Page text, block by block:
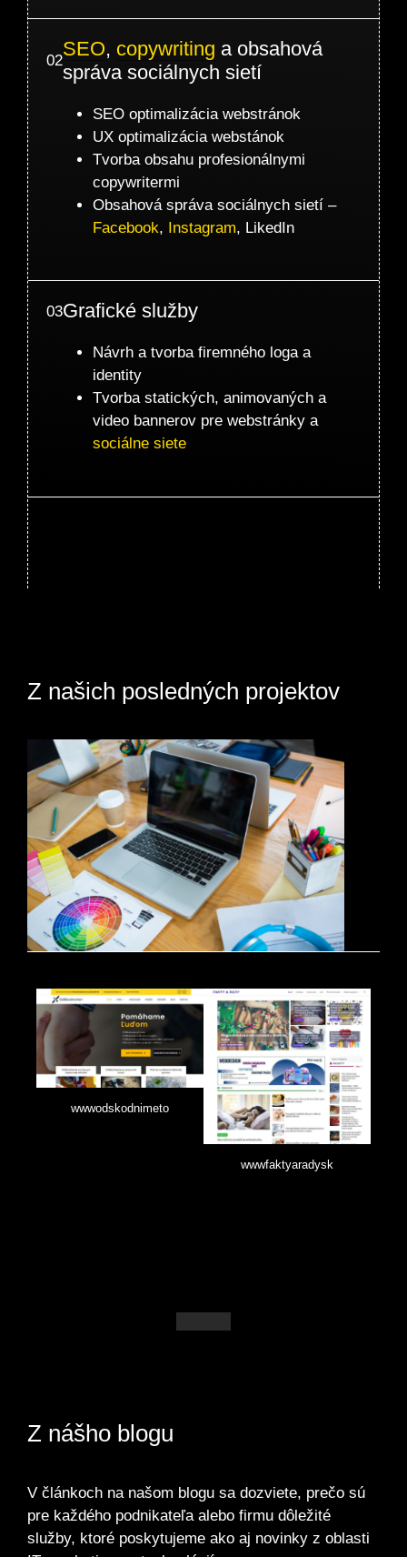
02
SEO, copywriting a obsahová
správa sociálnych sietí
SEO optimalizácia webstránok
UX optimalizácia webstánok
Tvorba obsahu profesionálnymi
copywritermi
Obsahová správa sociálnych sietí –
Facebook, Instagram, LikedIn
03Grafické služby
Návrh a tvorba firemného loga a
identity
Tvorba statických, animovaných a
video bannerov pre webstránky a
sociálne siete
Z našich posledných projektov
wwwodskodnimeto
wwwfaktyaradysk
Z nášho blogu
V článkoch na našom blogu sa dozviete, prečo sú
pre každého podnikateľa alebo firmu dôležité
služby, ktoré poskytujeme ako aj novinky z oblasti